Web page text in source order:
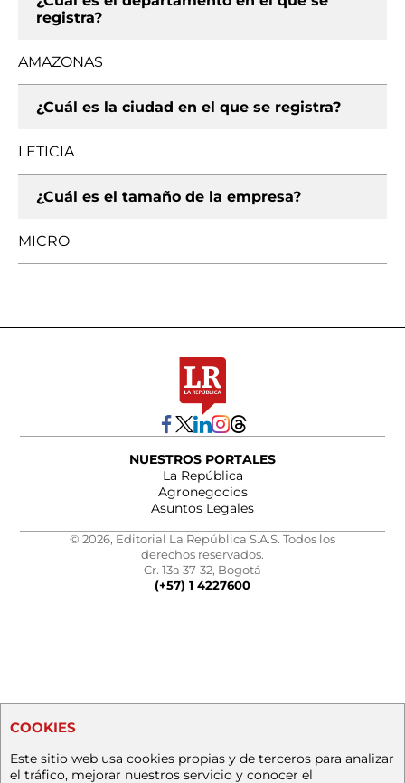
registra?
AMAZONAS
¿Cuál es la ciudad en el que se registra?
LETICIA
¿Cuál es el tamaño de la empresa?
MICRO
NUESTROS PORTALES
La República
Agronegocios
Asuntos Legales
© 2026, Editorial La República S.A.S. Todos los
derechos reservados.
Cr. 13a 37-32, Bogotá
(+57) 1 4227600
COOKIES
Este sitio web usa cookies propias y de terceros para analizar
el tráfico, mejorar nuestros servicio y conocer el